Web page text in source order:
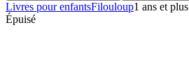
Livres pour enfantsFilouloup1 ans et plus
Épuisé